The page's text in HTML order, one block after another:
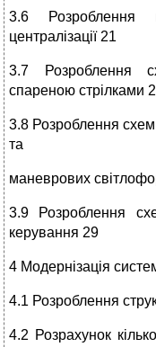
3.6 Розроблення
централізації 21
3.7 Розроблення
спареною стрілками
3.8 Розроблення схем
та
маневрових
3.9 Розроблення
керування 29
4 Модернізація
4.1 Розроблення
4.2 Розрахунок